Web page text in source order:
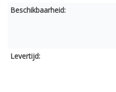
Beschikbaarheid:
Levertijd: